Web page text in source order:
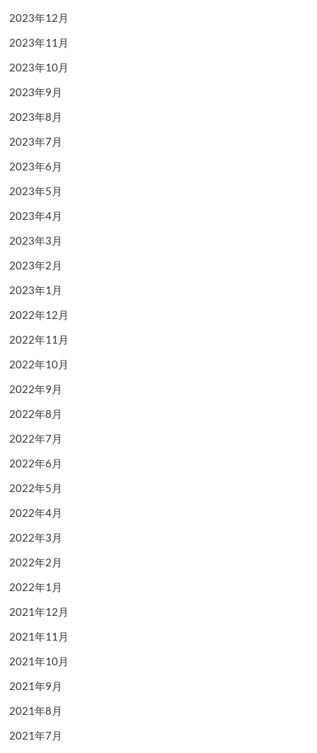
2023年12月
2023年11月
2023年10月
2023年9月
2023年8月
2023年7月
2023年6月
2023年5月
2023年4月
2023年3月
2023年2月
2023年1月
2022年12月
2022年11月
2022年10月
2022年9月
2022年8月
2022年7月
2022年6月
2022年5月
2022年4月
2022年3月
2022年2月
2022年1月
2021年12月
2021年11月
2021年10月
2021年9月
2021年8月
2021年7月